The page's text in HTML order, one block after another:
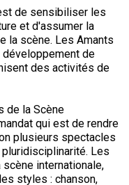
de sensibiliser les
et d'assumer la
la scène. Les Amants
de
des activités de
de la Scène
qui est de rendre
plusieurs spectacles
Les
internationale,
styles : chanson,